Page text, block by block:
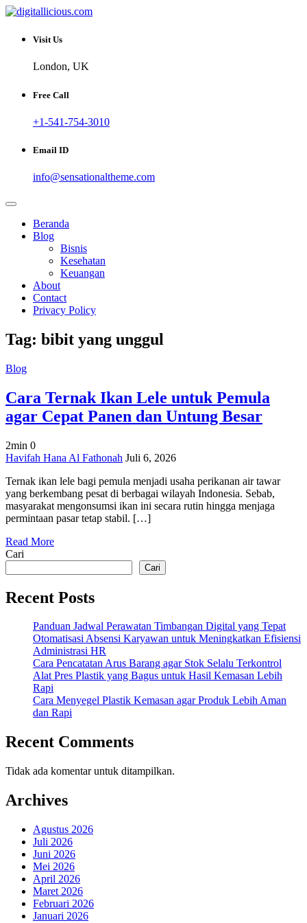
Skip
content
digitallicious.com
Sharing Digital Information
Visit Us
London, UK
Free Call
+1-541-754-3010
Email ID
info@sensationaltheme.com
Beranda
Blog
Bisnis
Kesehatan
Keuangan
About
Contact
Privacy Policy
Tag: bibit yang unggul
Blog
Cara Ternak Ikan Lele untuk Pemula
agar Cepat Panen dan Untung Besar
2min 0
on
Ternak
Ikan
Lele
untuk
agar
Cepat
Untung
Besar
Havifah Hana Al Fathonah Juli 6, 2026
Ternak ikan lele bagi pemula menjadi usaha perikanan air tawar
yang berkembang pesat di berbagai wilayah Indonesia. Sebab,
masyarakat mengonsumsi ikan ini secara rutin hingga menjaga
permintaan pasar tetap stabil. […]
Read More
Cari
Cari
Recent Posts
Panduan Jadwal Perawatan Timbangan Digital yang Tepat
Otomatisasi Absensi Karyawan untuk Meningkatkan Efisiensi
Administrasi HR
Cara Pencatatan Arus Barang agar Stok Selalu Terkontrol
Alat Pres Plastik yang Bagus untuk Hasil Kemasan Lebih
Rapi
Cara Menyegel Plastik Kemasan agar Produk Lebih Aman
dan Rapi
Recent Comments
Tidak ada komentar untuk ditampilkan.
Archives
Agustus 2026
Juli 2026
Juni 2026
Mei 2026
April 2026
Maret 2026
Februari 2026
Januari 2026